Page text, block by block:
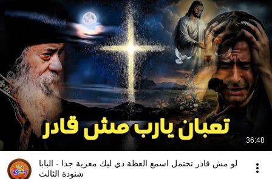
36:48
لو مش قادر تحتمل اسمع العظة دي ليك معزية جدا - البابا
شنودة الثالث